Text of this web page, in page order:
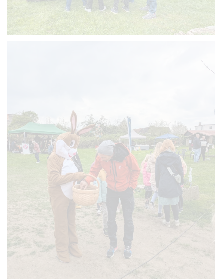
VERGRÖSSERN